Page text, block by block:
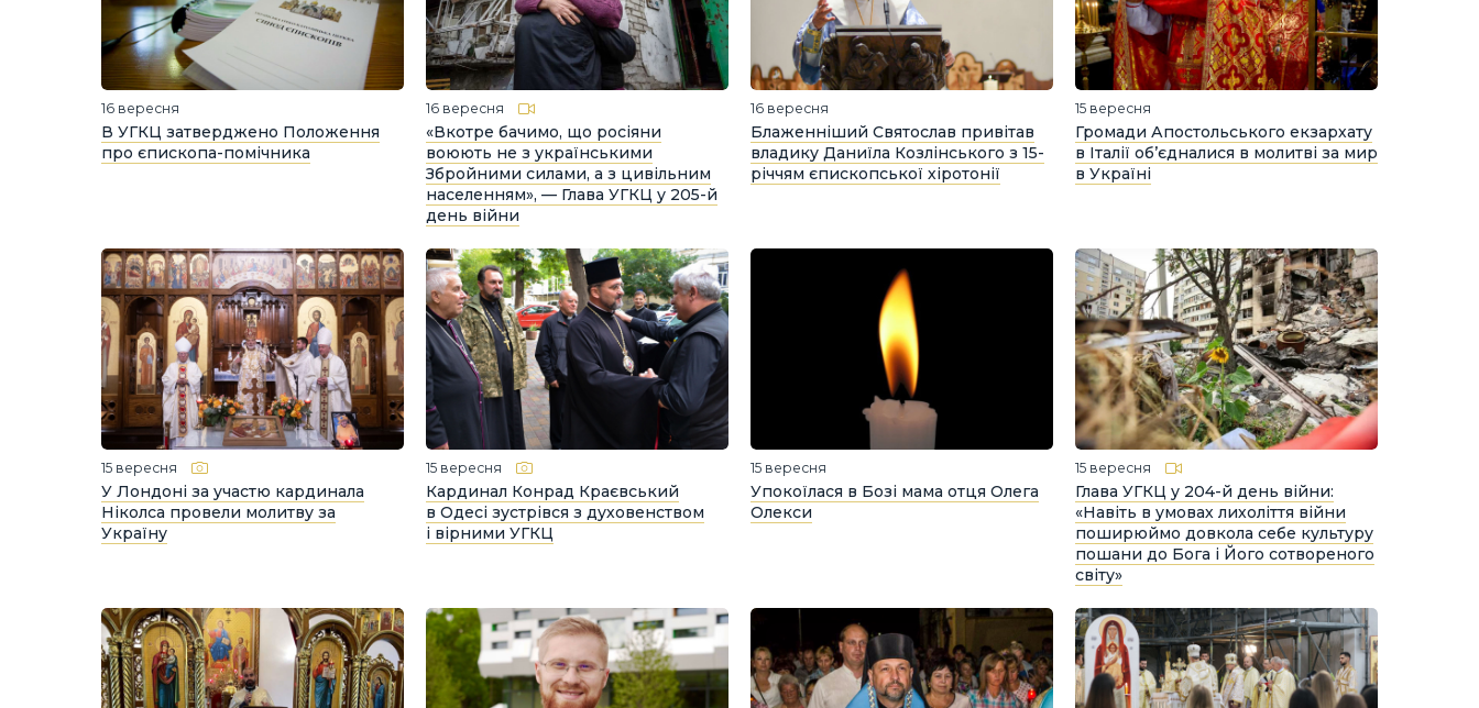
16 вересня
В УГКЦ затверджено Положення
про єпископа-помічника
16 вересня
«Вкотре бачимо, що росіяни
воюють не з українськими
Збройними силами, а з цивільним
населенням», — Глава УГКЦ у 205-й
день війни
16 вересня
Блаженніший Святослав привітав
владику Даниїла Козлінського з 15-
річчям єпископської хіротонії
15 вересня
Громади Апостольського екзархату
в Італії об’єдналися в молитві за мир
в Україні
15 вересня
У Лондоні за участю кардинала
Ніколса провели молитву за
Україну
15 вересня
Кардинал Конрад Краєвський
в Одесі зустрівся з духовенством
і вірними УГКЦ
15 вересня
Упокоїлася в Бозі мама отця Олега
Олекси
15 вересня
Глава УГКЦ у 204-й день війни:
«Навіть в умовах лихоліття війни
поширюймо довкола себе культуру
пошани до Бога і Його сотвореного
світу»